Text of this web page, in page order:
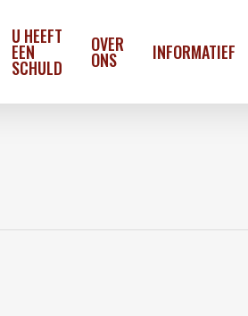
U HEEFT
EEN
SCHULD
OVER
ONS INFORMATIEF